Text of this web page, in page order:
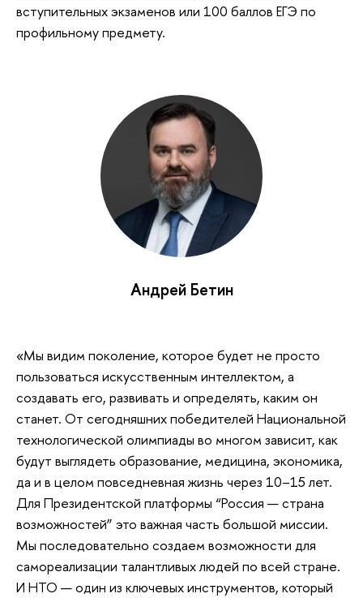
вступительных экзаменов или 100 баллов ЕГЭ по
профильному предмету.
Андрей Бетин
«Мы видим поколение, которое будет не просто
пользоваться искусственным интеллектом, а
создавать его, развивать и определять, каким он
станет. От сегодняшних победителей Национальной
технологической олимпиады во многом зависит, как
будут выглядеть образование, медицина, экономика,
да и в целом повседневная жизнь через 10–15 лет.
Для Президентской платформы “Россия — страна
возможностей” это важная часть большой миссии.
Мы последовательно создаем возможности для
самореализации талантливых людей по всей стране.
И НТО — один из ключевых инструментов, который